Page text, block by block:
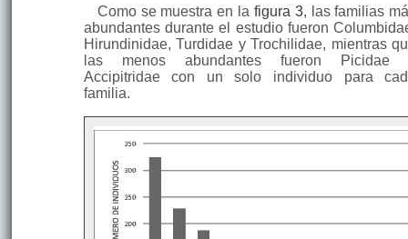
Como se muestra en la figura 3, las familias
abundantes durante el estudio fueron
Hirundinidae, Turdidae y Trochilidae, mientras
las menos abundantes fueron Picidae
Accipitridae con un solo individuo para
familia.